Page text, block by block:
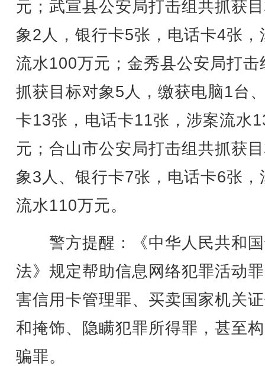
元；武宣县公安局打击组共抓获
象2人，银行卡5张，电话卡4张，
流水100万元；金秀县公安局打击
抓获目标对象5人，缴获电脑1台
卡13张，电话卡11张，涉案流水
元；合山市公安局打击组共抓获
象3人、银行卡7张，电话卡6张，
流水110万元。
警方提醒：《中华人民共和
法》规定帮助信息网络犯罪活动
害信用卡管理罪、买卖国家机关
和掩饰、隐瞒犯罪所得罪，甚至
骗罪。